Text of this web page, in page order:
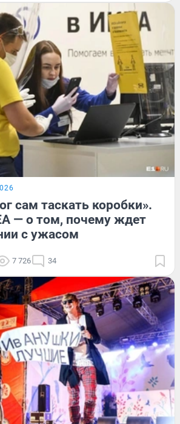
сам таскать коробки».
— о том, почему ждет
с ужасом
7 726 34